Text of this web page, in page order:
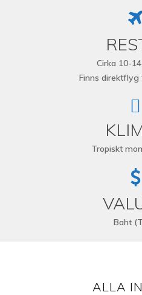
Cirka 10-
Finns direktflyg
Tropiskt
Baht
ALLA